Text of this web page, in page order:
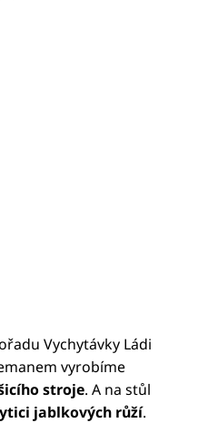
Vychytávky Ládi
vyrobíme
stroje. A na stůl
jablkových růží.